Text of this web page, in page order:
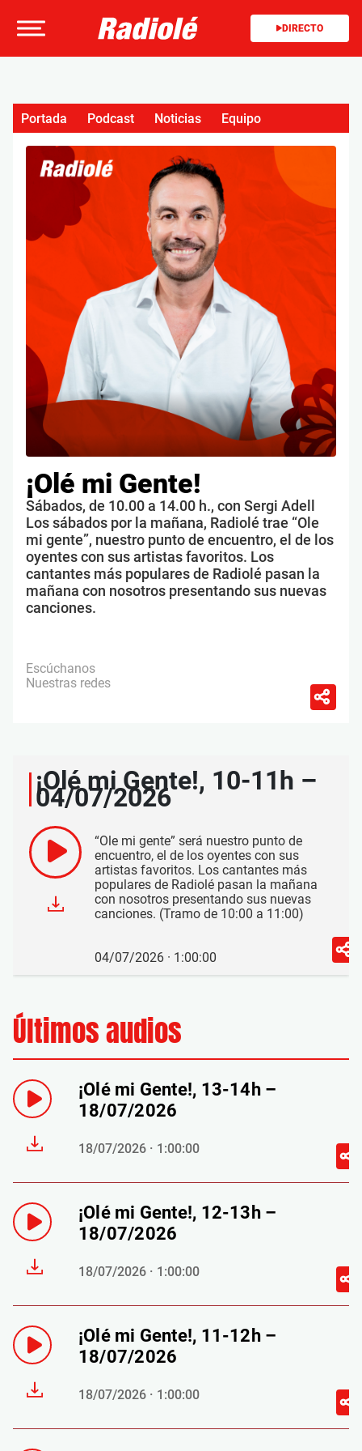
DIRECTO
¡Olé mi Gente!
Sábados, de 10.00 a 14.00 h., con Sergi Adell
Los sábados por la mañana, Radiolé trae “Ole
mi gente”, nuestro punto de encuentro, el de los
oyentes con sus artistas favoritos. Los
cantantes más populares de Radiolé pasan la
mañana con nosotros presentando sus nuevas
canciones.
Escúchanos
Nuestras redes
Portada Podcast Noticias Equipo
¡Olé mi Gente!, 10-11h –
04/07/2026
“Ole mi gente” será nuestro punto de
encuentro, el de los oyentes con sus
artistas favoritos. Los cantantes más
populares de Radiolé pasan la mañana
con nosotros presentando sus nuevas
canciones. (Tramo de 10:00 a 11:00)
04/07/2026 · 1:00:00
Últimos audios
¡Olé mi Gente!, 13-14h –
18/07/2026
18/07/2026 · 1:00:00
¡Olé mi Gente!, 12-13h –
18/07/2026
18/07/2026 · 1:00:00
¡Olé mi Gente!, 11-12h –
18/07/2026
18/07/2026 · 1:00:00